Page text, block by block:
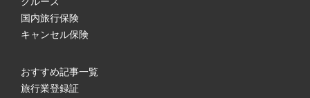
国内旅行保険
キャンセル保険
おすすめ記事一覧
旅行業登録証